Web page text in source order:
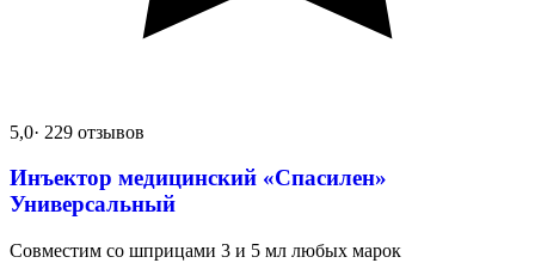
5,0· 229 отзывов
Инъектор медицинский «Спасилен»
Универсальный
Совместим со шприцами 3 и 5 мл любых марок